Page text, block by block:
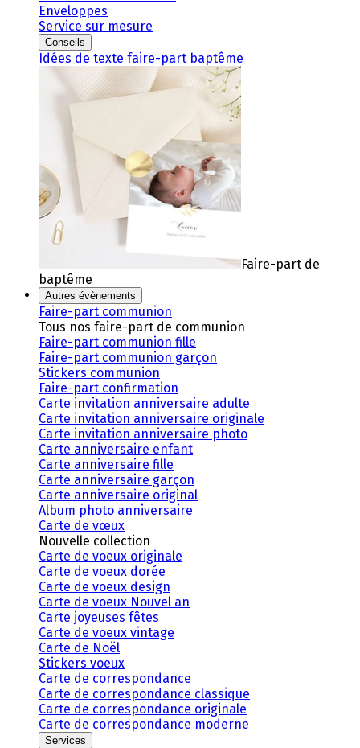
Enveloppes
Service sur mesure
Conseils
Idées de texte faire-part baptême
Faire-part de
baptême
Autres évènements
Faire-part communion
Tous nos faire-part de communion
Faire-part communion fille
Faire-part communion garçon
Stickers communion
Faire-part confirmation
Carte invitation anniversaire adulte
Carte invitation anniversaire originale
Carte invitation anniversaire photo
Carte anniversaire enfant
Carte anniversaire fille
Carte anniversaire garçon
Carte anniversaire original
Album photo anniversaire
Carte de vœux
Nouvelle collection
Carte de voeux originale
Carte de voeux dorée
Carte de voeux design
Carte de voeux Nouvel an
Carte joyeuses fêtes
Carte de voeux vintage
Carte de Noël
Stickers voeux
Carte de correspondance
Carte de correspondance classique
Carte de correspondance originale
Carte de correspondance moderne
Services